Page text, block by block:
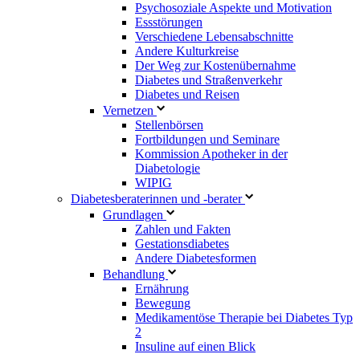
Psychosoziale Aspekte und Motivation
Essstörungen
Verschiedene Lebensabschnitte
Andere Kulturkreise
Der Weg zur Kostenübernahme
Diabetes und Straßenverkehr
Diabetes und Reisen
Vernetzen
Stellenbörsen
Fortbildungen und Seminare
Kommission Apotheker in der
Diabetologie
WIPIG
Diabetesberaterinnen und -berater
Grundlagen
Zahlen und Fakten
Gestationsdiabetes
Andere Diabetesformen
Behandlung
Ernährung
Bewegung
Medikamentöse Therapie bei Diabetes Typ
2
Insuline auf einen Blick